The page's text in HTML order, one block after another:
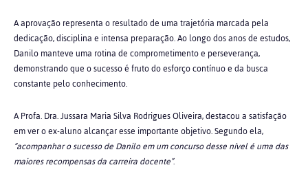
A aprovação representa o resultado de uma trajetória marcada pela
dedicação, disciplina e intensa preparação. Ao longo dos anos de estudos,
Danilo manteve uma rotina de comprometimento e perseverança,
demonstrando que o sucesso é fruto do esforço contínuo e da busca
constante pelo conhecimento.
A Profa. Dra. Jussara Maria Silva Rodrigues Oliveira, destacou a satisfação
em ver o ex-aluno alcançar esse importante objetivo. Segundo ela,
“acompanhar o sucesso de Danilo em um concurso desse nível é uma das
maiores recompensas da carreira docente”.